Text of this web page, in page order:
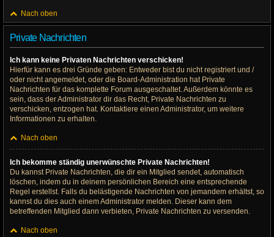
Nach oben
Private Nachrichten
Ich kann keine Privaten Nachrichten verschicken!
Hierfür kann es drei Gründe geben: Entweder bist du nicht registriert und /
oder nicht angemeldet, oder die Board-Administration hat Private
Nachrichten für das komplette Forum ausgeschaltet. Außerdem könnte es
sein, dass der Administrator dir das Recht, Private Nachrichten zu
verschicken, entzogen hat. Kontaktiere einen Administrator, um weitere
Informationen zu erhalten.
Nach oben
Ich bekomme ständig unerwünschte Private Nachrichten!
Du kannst Private Nachrichten, die dir ein Mitglied sendet, automatisch
löschen, indem du in deinem persönlichen Bereich eine entsprechende
Regel erstellst. Falls du belästigende Nachrichten von jemandem erhältst, so
kannst du dies auch einem Administrator melden. Dieser kann dem
betreffenden Mitglied dann verbieten, Private Nachrichten zu versenden.
Nach oben